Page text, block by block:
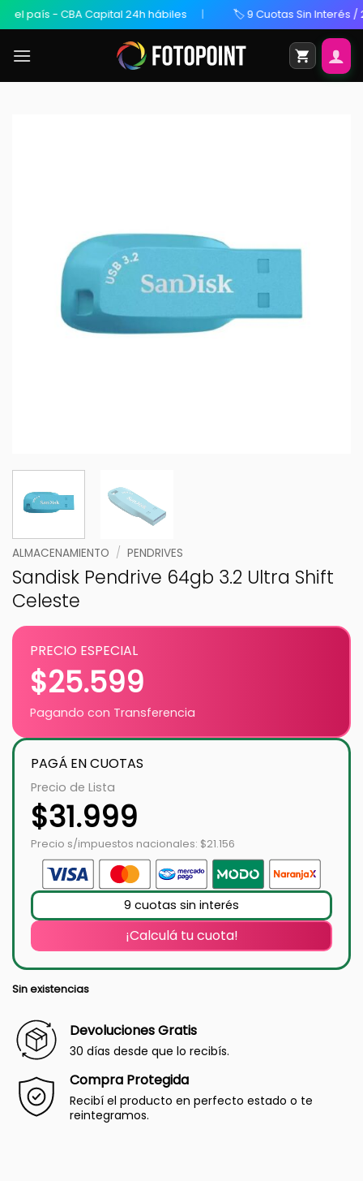
país - CBA Capital 24h hábiles 🏷️ 9 Cuotas Sin Interés /
ALMACENAMIENTO / PENDRIVES
Sandisk Pendrive 64gb 3.2 Ultra Shift
Celeste
PRECIO ESPECIAL
$25.599
Pagando con Transferencia
PAGÁ EN CUOTAS
Precio de Lista
$31.999
Precio s/impuestos nacionales: $21.156
9 cuotas sin interés
¡Calculá tu cuota!
Sin existencias
Devoluciones Gratis
30 días desde que lo recibís.
Compra Protegida
Recibí el producto en perfecto estado o te
reintegramos.